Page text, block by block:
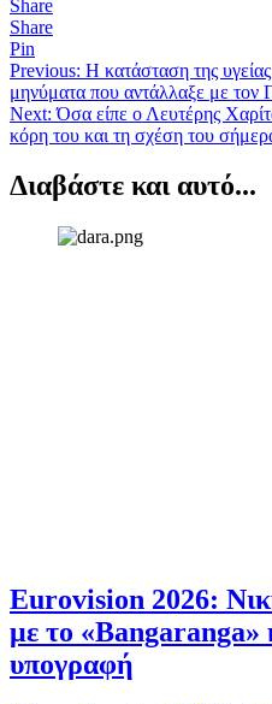
Share
Share
Pin
Πλοήγηση
άρθρων
Previous: Η κατάσταση της
μηνύματα που αντάλλαξε με τον
Next: Όσα είπε ο Λευτέρης
κόρη του και τη σχέση του
Διαβάστε και αυτό...
Eurovision 2026:
με το «Bangaranga»
υπογραφή